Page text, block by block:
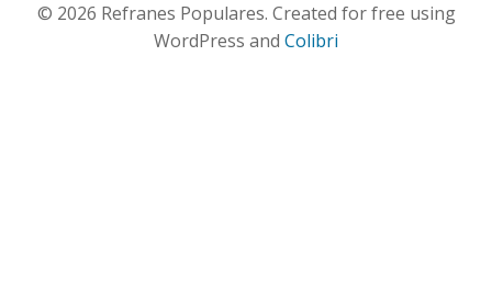
© 2026 Refranes Populares. Created for free using
WordPress and Colibri